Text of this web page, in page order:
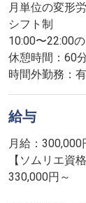
月単位の変形
シフト制
10:00〜22:00
休憩時間：60
時間外勤務：
給与
月給：300,000
【ソムリエ資
330,000円～